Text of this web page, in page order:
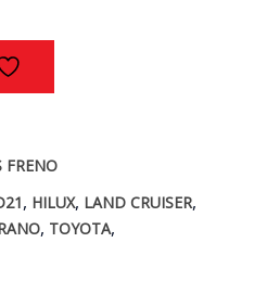
FRENO
, HILUX, LAND CRUISER,
, TOYOTA,